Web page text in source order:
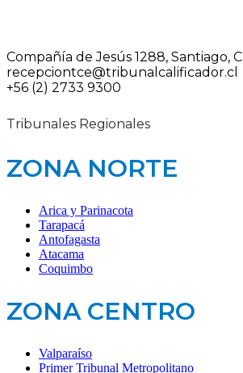
Compañía de Jesús 1288, Santiago,
recepciontce@tribunalcalificador.cl
+56 (2) 2733 9300
Tribunales Regionales
ZONA NORTE
Arica y Parinacota
Tarapacá
Antofagasta
Atacama
Coquimbo
ZONA CENTRO
Valparaíso
Primer Tribunal Metropolitano